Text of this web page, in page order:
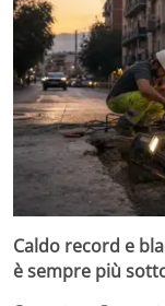
Caldo record e
è sempre più